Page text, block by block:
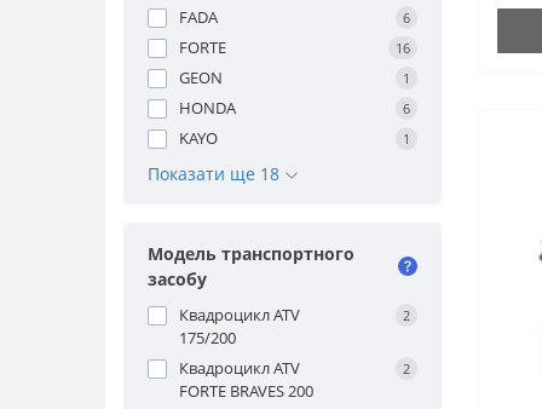
FADA 6
FORTE 16
GEON 1
HONDA 6
KAYO 1
Показати ще 18
Модель транспортного
засобу
Квадроцикл ATV
175/200
2
Квадроцикл ATV
FORTE BRAVES 200
2